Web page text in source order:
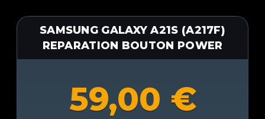
SAMSUNG GALAXY A21S (A217F)
REPARATION BOUTON POWER
59,00 €